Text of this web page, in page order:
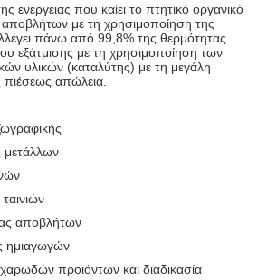
ενέργειας που καίει το πτητικό οργανικό
με τη χρησιμοποίηση της
πάνω από 99,8% της θερμότητας
εξάτμισης με τη χρησιμοποίηση των
υλικών (καταλύτης) με τη μεγάλη
πιέσεως απώλεια.
μετάλλων
αποβλήτων
ημιαγωγών
προϊόντων και διαδικασία